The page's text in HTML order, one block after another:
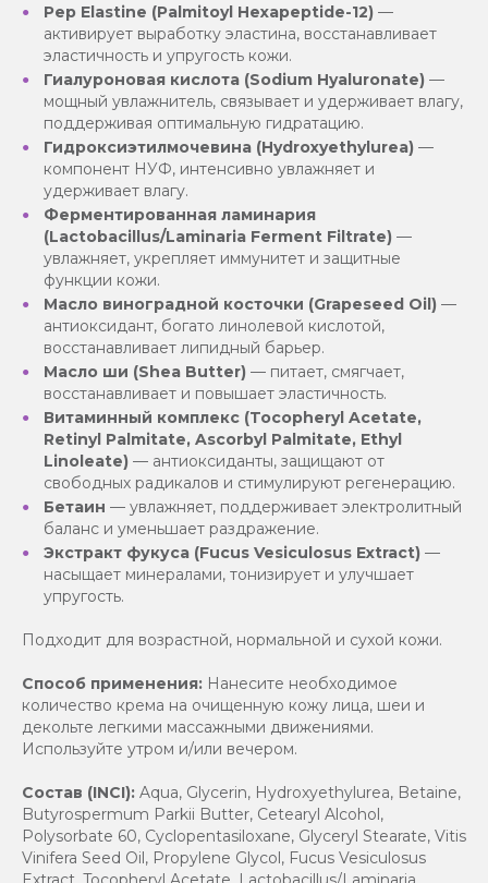
Pep Elastine (Palmitoyl Hexapeptide-12) —
активирует выработку эластина, восстанавливает
эластичность и упругость кожи.
Гиалуроновая кислота (Sodium Hyaluronate) —
мощный увлажнитель, связывает и удерживает влагу,
поддерживая оптимальную гидратацию.
Гидроксиэтилмочевина (Hydroxyethylurea) —
компонент НУФ, интенсивно увлажняет и
удерживает влагу.
Ферментированная ламинария
(Lactobacillus/Laminaria Ferment Filtrate) —
увлажняет, укрепляет иммунитет и защитные
функции кожи.
Масло виноградной косточки (Grapeseed Oil) —
антиоксидант, богато линолевой кислотой,
восстанавливает липидный барьер.
Масло ши (Shea Butter) — питает, смягчает,
восстанавливает и повышает эластичность.
Витаминный комплекс (Tocopheryl Acetate,
Retinyl Palmitate, Ascorbyl Palmitate, Ethyl
Linoleate) — антиоксиданты, защищают от
свободных радикалов и стимулируют регенерацию.
Бетаин — увлажняет, поддерживает электролитный
баланс и уменьшает раздражение.
Экстракт фукуса (Fucus Vesiculosus Extract) —
насыщает минералами, тонизирует и улучшает
упругость.
Подходит для возрастной, нормальной и сухой кожи.
Способ применения: Нанесите необходимое
количество крема на очищенную кожу лица, шеи и
декольте легкими массажными движениями.
Используйте утром и/или вечером.
Состав (INCI): Aqua, Glycerin, Hydroxyethylurea, Betaine,
Butyrospermum Parkii Butter, Cetearyl Alcohol,
Polysorbate 60, Cyclopentasiloxane, Glyceryl Stearate, Vitis
Vinifera Seed Oil, Propylene Glycol, Fucus Vesiculosus